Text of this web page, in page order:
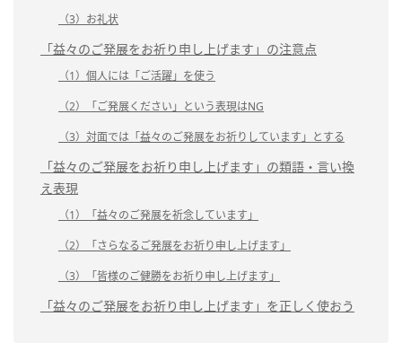
（3）お礼状
「益々のご発展をお祈り申し上げます」の注意点
（1）個人には「ご活躍」を使う
（2）「ご発展ください」という表現はNG
（3）対面では「益々のご発展をお祈りしています」とする
「益々のご発展をお祈り申し上げます」の類語・言い換
え表現
（1）「益々のご発展を祈念しています」
（2）「さらなるご発展をお祈り申し上げます」
（3）「皆様のご健勝をお祈り申し上げます」
「益々のご発展をお祈り申し上げます」を正しく使おう